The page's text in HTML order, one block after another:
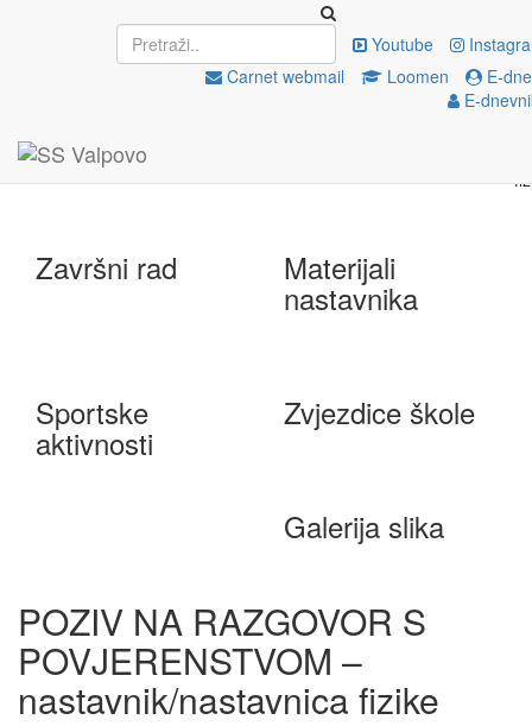
Youtube
Carnet webmail
Loomen
E-
E-
EU projekti
e-Škole
Završni rad Materijali
nastavnika
Sportske
aktivnosti
Zvjezdice škole
Galerija slika
POZIV NA RAZGOVOR S
POVJERENSTVOM –
nastavnik/nastavnica fizike